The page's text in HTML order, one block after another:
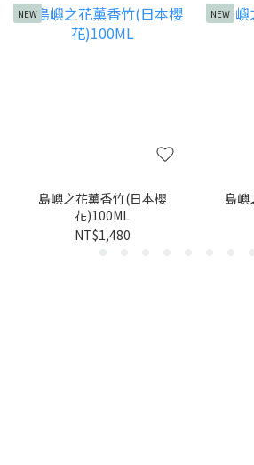
NEW
島嶼之花薰香竹(日本櫻
花)100ML
NT$1,480
NEW
島嶼